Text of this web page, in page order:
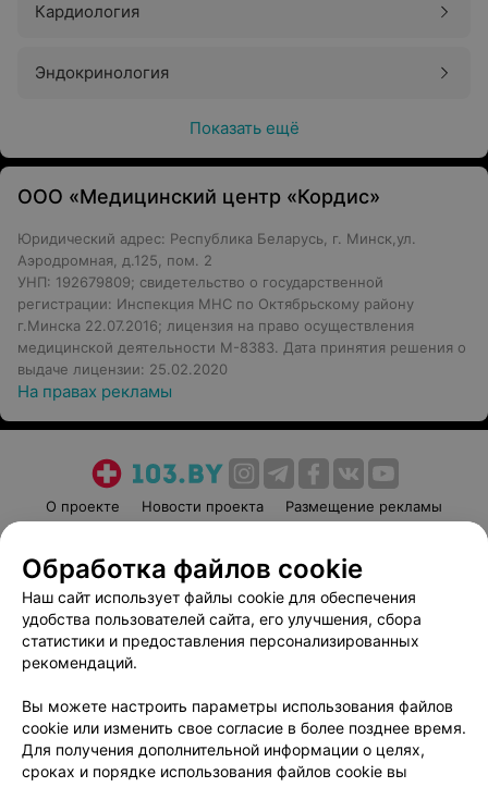
Кардиология
Эндокринология
Показать ещё
ООО «Медицинский центр «Кордис»
Юридический адрес: Республика Беларусь, г. Минск,ул.
Аэродромная, д.125, пом. 2
УНП: 192679809; свидетельство о государственной
регистрации: Инспекция МНС по Октябрьскому району
г.Минска 22.07.2016; лицензия на право осуществления
медицинской деятельности М-8383. Дата принятия решения о
выдаче лицензии: 25.02.2020
На правах рекламы
О проекте Новости проекта
Размещение рекламы
Пользовательское соглашение
Способы оплаты
Вакансии
Партнеры
Написать руководителю 103.by
Обработка персональных данных
Обработка файлов cookie
Наш сайт использует файлы cookie для обеспечения
удобства пользователей сайта, его улучшения, сбора
статистики и предоставления персонализированных
рекомендаций.
Вы можете настроить параметры использования файлов
cookie или изменить свое согласие в более позднее время.
Для получения дополнительной информации о целях,
сроках и порядке использования файлов cookie вы